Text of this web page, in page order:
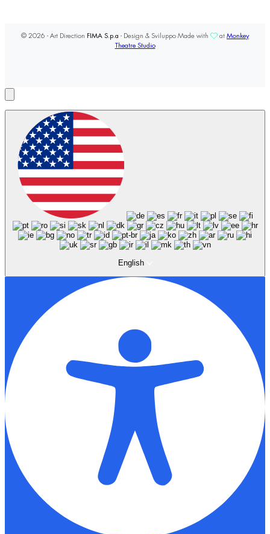
© 2026 - Art Direction FIMA S.p.a - Design & Sviluppo Made with at Monkey
Theatre Studio
English